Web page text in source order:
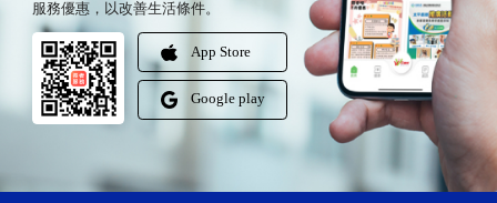
服務優惠，以改善生活條件。
App Store
Google play